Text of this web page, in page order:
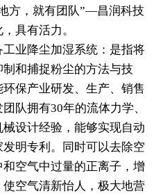
方，就有团队”—昌润科技
具有活力。
工业降尘加湿系统：是指将
和捕捉粉尘的方法与技
保产业研发、生产、销售
队拥有30年的流体力学、
设计经验，能够实现自动
明专利。同时可以去除空
空气中过量的正离子，增
空气清新怡人，极大地营